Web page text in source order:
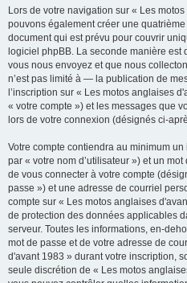
Lors de votre navigation sur « Les
pouvons également créer une
document qui est prévu pour couvrir
logiciel phpBB. La seconde manière est
vous nous envoyez et que nous
n’est pas limité à — la publication de
l’inscription sur « Les motos anglaises
« votre compte ») et les messages que
lors de votre connexion (désignés ci-
Votre compte contiendra au minimum
par « votre nom d’utilisateur ») et un
de vous connecter à votre compte
passe ») et une adresse de courriel
compte sur « Les motos anglaises
de protection des données applicables
serveur. Toutes les informations, en-
mot de passe et de votre adresse de
d'avant 1983 » durant votre inscription,
seule discrétion de « Les motos